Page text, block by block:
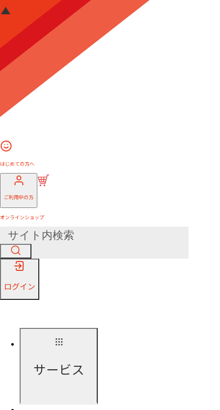
はじめての方へ
ご利用中の方
オンラインショップ
ログイン
サービス